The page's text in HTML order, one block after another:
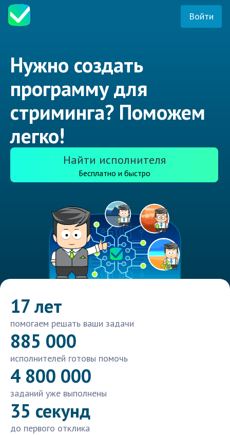
Войти
Нужно создать
программу для
стриминга? Поможем
легко!
Найти исполнителя
Бесплатно и быстро
17 лет
помогаем решать ваши задачи
885 000
исполнителей готовы помочь
4 800 000
заданий уже выполнены
35 секунд
до первого отклика